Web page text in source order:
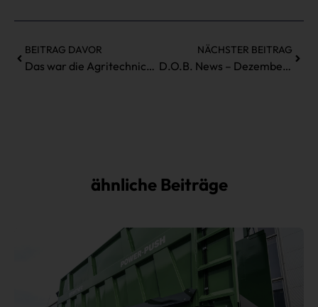
BEITRAG DAVOR
Das war die Agritechnica 2023
NÄCHSTER BEITRAG
D.O.B. News – Dezember 2023
ähnliche Beiträge